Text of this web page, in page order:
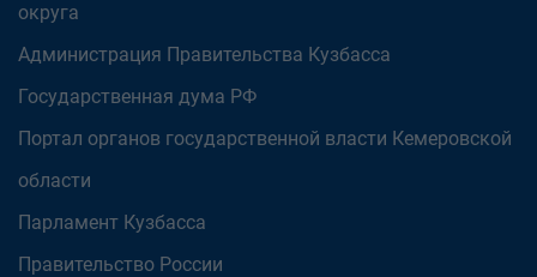
округа
Администрация Правительства Кузбасса
Государственная дума РФ
Портал органов государственной власти Кемеровской
области
Парламент Кузбасса
Правительство России